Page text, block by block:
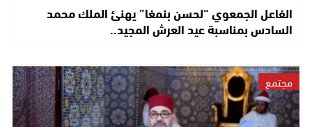
الفاعل الجمعوي “لحسن بنمغا” يهنئ الملك محمد
السادس بمناسبة عيد العرش المجيد..
مجتمع